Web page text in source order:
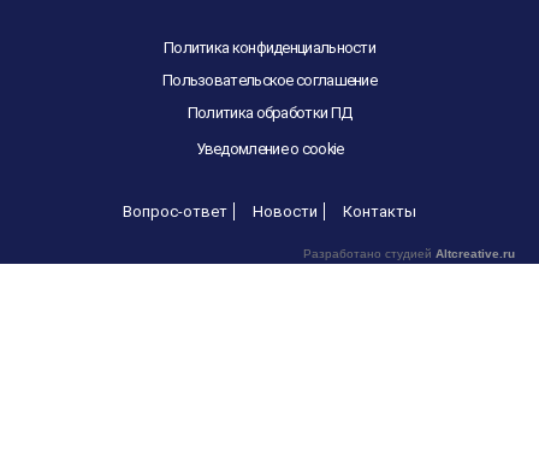
Политика конфиденциальности
Пользовательское соглашение
Политика обработки ПД
Уведомление о cookie
Вопрос-ответ Новости Контакты
Разработано студией Altcreative.ru